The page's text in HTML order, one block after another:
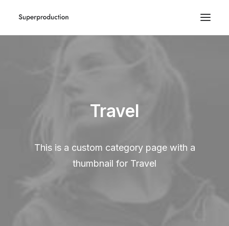
Travel
This is a custom category page with a
thumbnail for Travel